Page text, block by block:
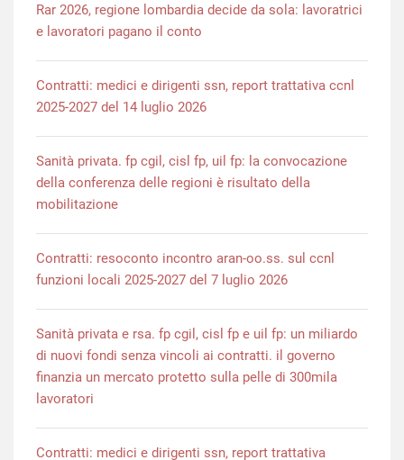
Rar 2026, regione lombardia decide da sola: lavoratrici
e lavoratori pagano il conto
Contratti: medici e dirigenti ssn, report trattativa ccnl
2025-2027 del 14 luglio 2026
Sanità privata. fp cgil, cisl fp, uil fp: la convocazione
della conferenza delle regioni è risultato della
mobilitazione
Contratti: resoconto incontro aran-oo.ss. sul ccnl
funzioni locali 2025-2027 del 7 luglio 2026
Sanità privata e rsa. fp cgil, cisl fp e uil fp: un miliardo
di nuovi fondi senza vincoli ai contratti. il governo
finanzia un mercato protetto sulla pelle di 300mila
lavoratori
Contratti: medici e dirigenti ssn, report trattativa